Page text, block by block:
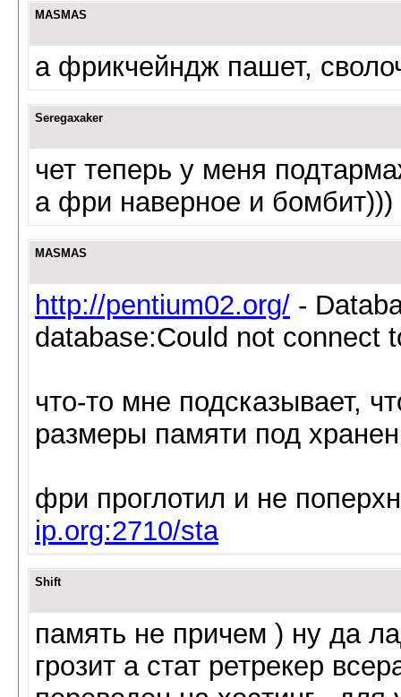
MASMAS
а фрикчейндж пашет,
Seregaxaker
чет теперь у меня
а фри наверное и бомбит)))
MASMAS
http://pentium02.org/ -
database:Could not connect
что-то мне подсказывает,
размеры памяти под
фри проглотил и не
ip.org:2710/sta
Shift
память не причем ) ну да
грозит а стат ретрекер